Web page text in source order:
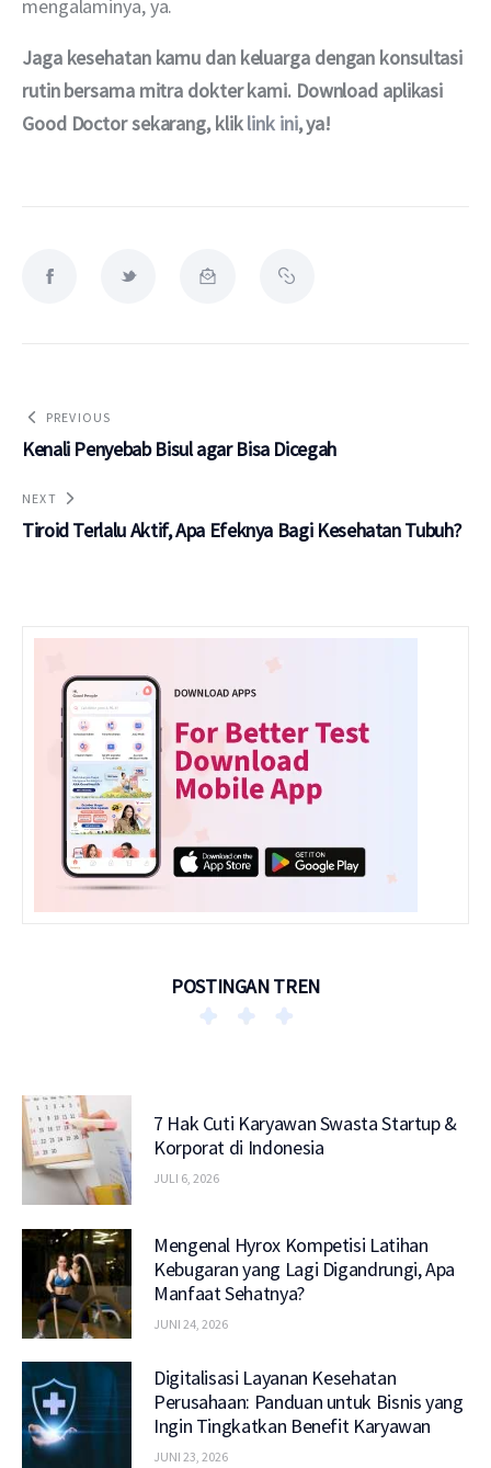
mengalaminya, ya.
Jaga kesehatan kamu dan keluarga dengan konsultasi
rutin bersama mitra dokter kami. Download aplikasi
Good Doctor sekarang, klik link ini, ya!
PREVIOUS
Kenali Penyebab Bisul agar Bisa Dicegah
NEXT
Tiroid Terlalu Aktif, Apa Efeknya Bagi Kesehatan Tubuh?
POSTINGAN TREN
7 Hak Cuti Karyawan Swasta Startup &
Korporat di Indonesia
JULI 6, 2026
Mengenal Hyrox Kompetisi Latihan
Kebugaran yang Lagi Digandrungi, Apa
Manfaat Sehatnya?
JUNI 24, 2026
Digitalisasi Layanan Kesehatan
Perusahaan: Panduan untuk Bisnis yang
Ingin Tingkatkan Benefit Karyawan
JUNI 23, 2026